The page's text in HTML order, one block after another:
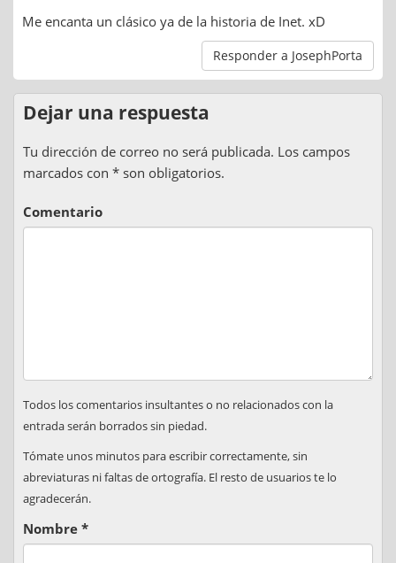
Me encanta un clásico ya de la historia de Inet. xD
Responder a JosephPorta
Dejar una respuesta
Tu dirección de correo no será publicada. Los campos
marcados con * son obligatorios.
Comentario
Todos los comentarios insultantes o no relacionados con la
entrada serán borrados sin piedad.
Tómate unos minutos para escribir correctamente, sin
abreviaturas ni faltas de ortografía. El resto de usuarios te lo
agradecerán.
Nombre *